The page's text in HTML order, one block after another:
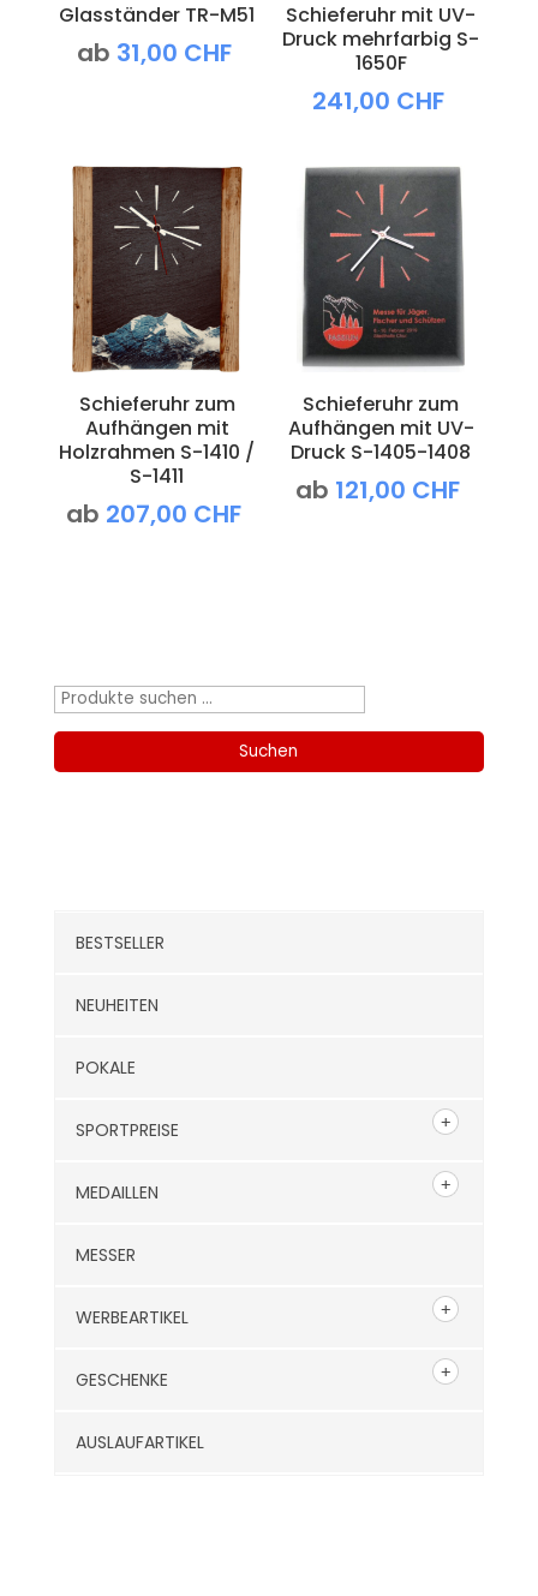
Glasständer TR-M51
ab 31,00 CHF
Schieferuhr mit UV-
Druck mehrfarbig S-
1650F
241,00 CHF
Schieferuhr zum
Aufhängen mit
Holzrahmen S-1410 /
S-1411
ab 207,00 CHF
Schieferuhr zum
Aufhängen mit UV-
Druck S-1405-1408
ab 121,00 CHF
Suchen
Suchen
BESTSELLER
NEUHEITEN
POKALE
SPORTPREISE
MEDAILLEN
MESSER
WERBEARTIKEL
GESCHENKE
AUSLAUFARTIKEL